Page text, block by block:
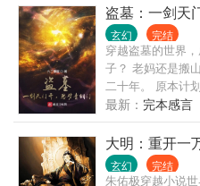
盗墓：一剑天
玄幻 完结
穿越盗墓的世界
子？ 老妈还是搬
二十年。 原本计
活，可看着老妈
低调打卡二十年
铜门不欢迎我进
切阻碍吧！” “剑
开始，后续设定
最新： 完本感言
大明：重开一
玄幻 完结
朱佑极穿越小说